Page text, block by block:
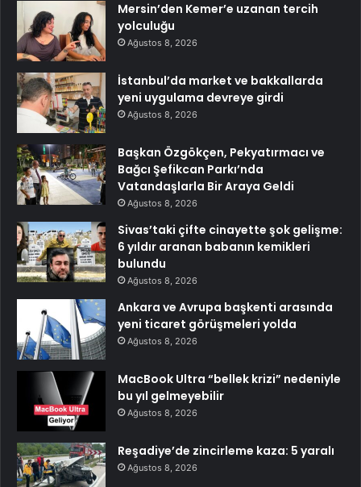
Mersin’den Kemer’e uzanan tercih
yolculuğu
Ağustos 8, 2026
İstanbul’da market ve bakkallarda
yeni uygulama devreye girdi
Ağustos 8, 2026
Başkan Özgökçen, Pekyatırmacı ve
Bağcı Şefikcan Parkı’nda
Vatandaşlarla Bir Araya Geldi
Ağustos 8, 2026
Sivas’taki çifte cinayette şok gelişme:
6 yıldır aranan babanın kemikleri
bulundu
Ağustos 8, 2026
Ankara ve Avrupa başkenti arasında
yeni ticaret görüşmeleri yolda
Ağustos 8, 2026
MacBook Ultra “bellek krizi” nedeniyle
bu yıl gelmeyebilir
Ağustos 8, 2026
Reşadiye’de zincirleme kaza: 5 yaralı
Ağustos 8, 2026